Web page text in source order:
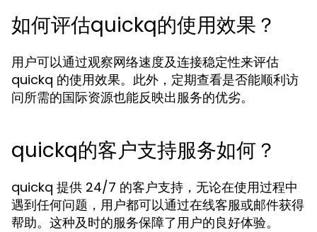
如何评估quickq的使用效果？
用户可以通过观察网络速度及连接稳定性来评估
quickq 的使用效果。此外，定期查看是否能顺利访
问所需的国际资源也能反映出服务的优劣。
quickq的客户支持服务如何？
quickq 提供 24/7 的客户支持，无论在使用过程中
遇到任何问题，用户都可以通过在线客服或邮件获得
帮助。这种及时的服务保障了用户的良好体验。